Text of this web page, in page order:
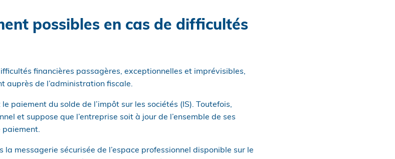
possibles en cas de difficultés
financières passagères, exceptionnelles et imprévisibles,
auprès de l’administration fiscale.
paiement du solde de l’impôt sur les sociétés (IS). Toutefois,
et suppose que l’entreprise soit à jour de l’ensemble de ses
paiement.
messagerie sécurisée de l’espace professionnel disponible sur le